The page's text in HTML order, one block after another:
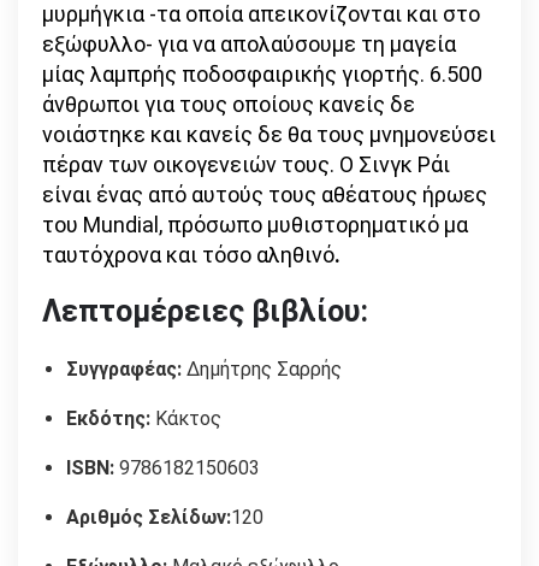
μυρμήγκια -τα οποία απεικονίζονται και στο
εξώφυλλο- για να απολαύσουμε τη μαγεία
μίας λαμπρής ποδοσφαιρικής γιορτής. 6.500
άνθρωποι για τους οποίους κανείς δε
νοιάστηκε και κανείς δε θα τους μνημονεύσει
πέραν των οικογενειών τους. Ο Σινγκ Ράι
είναι ένας από αυτούς τους αθέατους ήρωες
του Mundial, πρόσωπο μυθιστορηματικό μα
ταυτόχρονα και τόσο αληθινό.
Λεπτομέρειες βιβλίου:
Συγγραφέας: Δημήτρης Σαρρής
Εκδότης: Κάκτος
ISBN: 9786182150603
Αριθμός Σελίδων:120